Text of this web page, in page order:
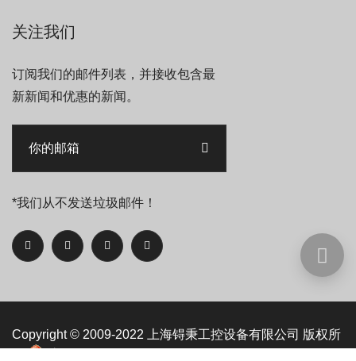
关注我们
订阅我们的邮件列表，并接收包含最
新新闻和优惠的新闻。
*我们从不发送垃圾邮件！
Copyright © 2009-2022 上海锝秉工控设备有限公司 版权所